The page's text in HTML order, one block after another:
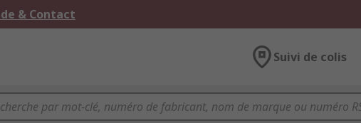
& Contact
Suivi de colis